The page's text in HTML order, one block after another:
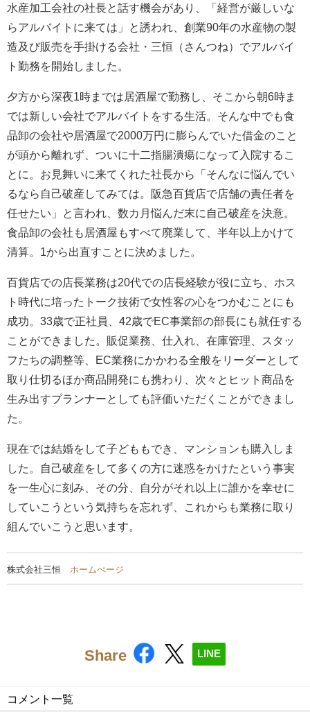
水産加工会社の社長と話す機会があり、「経営が厳しいな
らアルバイトに来ては」と誘われ、創業90年の水産物の製
造及び販売を手掛ける会社・三恒（さんつね）でアルバイ
ト勤務を開始しました。
夕方から深夜1時までは居酒屋で勤務し、そこから朝6時ま
では新しい会社でアルバイトをする生活。そんな中でも食
品卸の会社や居酒屋で2000万円に膨らんでいた借金のこと
が頭から離れず、ついに十二指腸潰瘍になって入院するこ
とに。お見舞いに来てくれた社長から「そんなに悩んでい
るなら自己破産してみては。阪急百貨店で店舗の責任者を
任せたい」と言われ、数カ月悩んだ末に自己破産を決意。
食品卸の会社も居酒屋もすべて廃業して、半年以上かけて
清算。1から出直すことに決めました。
百貨店での店長業務は20代での店長経験が役に立ち、ホス
ト時代に培ったトーク技術で女性客の心をつかむことにも
成功。33歳で正社員、42歳でEC事業部の部長にも就任する
ことができました。販促業務、仕入れ、在庫管理、スタッ
フたちの調整等、EC業務にかかわる全般をリーダーとして
取り仕切るほか商品開発にも携わり、次々とヒット商品を
生み出すプランナーとしても評価いただくことができまし
た。
現在では結婚をして子どももでき、マンションも購入しま
した。自己破産をして多くの方に迷惑をかけたという事実
を一生心に刻み、その分、自分がそれ以上に誰かを幸せに
していこうという気持ちを忘れず、これからも業務に取り
組んでいこうと思います。
株式会社三恒 ホームぺージ
Share LINE
コメント一覧